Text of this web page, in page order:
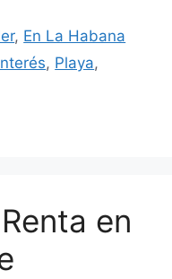
, En La Habana
, Playa,
en